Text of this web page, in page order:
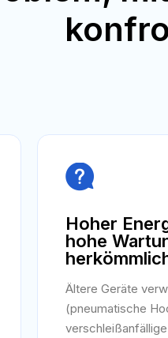

Hoher
hohe
Ältere Geräte
(pneumatische